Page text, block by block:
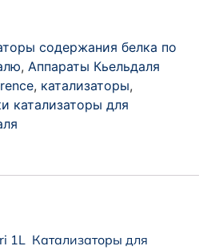
содержания белка по
, Аппараты Кьельдаля
, катализаторы,
катализаторы для
1L Катализаторы для